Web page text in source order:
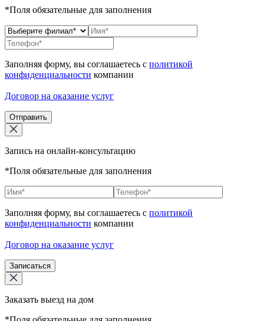
*Поля обязательные для заполнения
Заполняя форму, вы соглашаетесь с политикой
конфиденциальности компании
Договор на оказание услуг
Отправить
Запись на онлайн-консультацию
*Поля обязательные для заполнения
Заполняя форму, вы соглашаетесь с политикой
конфиденциальности компании
Договор на оказание услуг
Записаться
Заказать выезд на дом